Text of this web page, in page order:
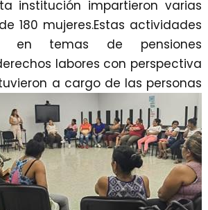
institución impartieron varias
180 mujeres.Estas actividades
en temas de pensiones
labores con perspectiva
a cargo de las personas